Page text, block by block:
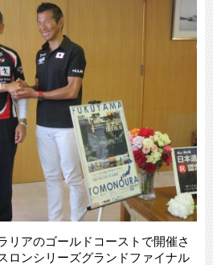
リアのゴールドコーストで開催さ
ロンシリーズグランドファイナル